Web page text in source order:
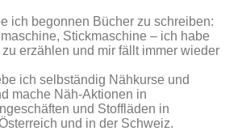
ich begonnen Bücher zu schreiben:
Stickmaschine – ich habe
erzählen und mir fällt immer wieder
ich selbständig Nähkurse und
mache Näh-Aktionen in
und Stoffläden in
und in der Schweiz.